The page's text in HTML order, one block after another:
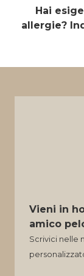
Hai
allergie?
Vieni in
amico
Scrivici nelle